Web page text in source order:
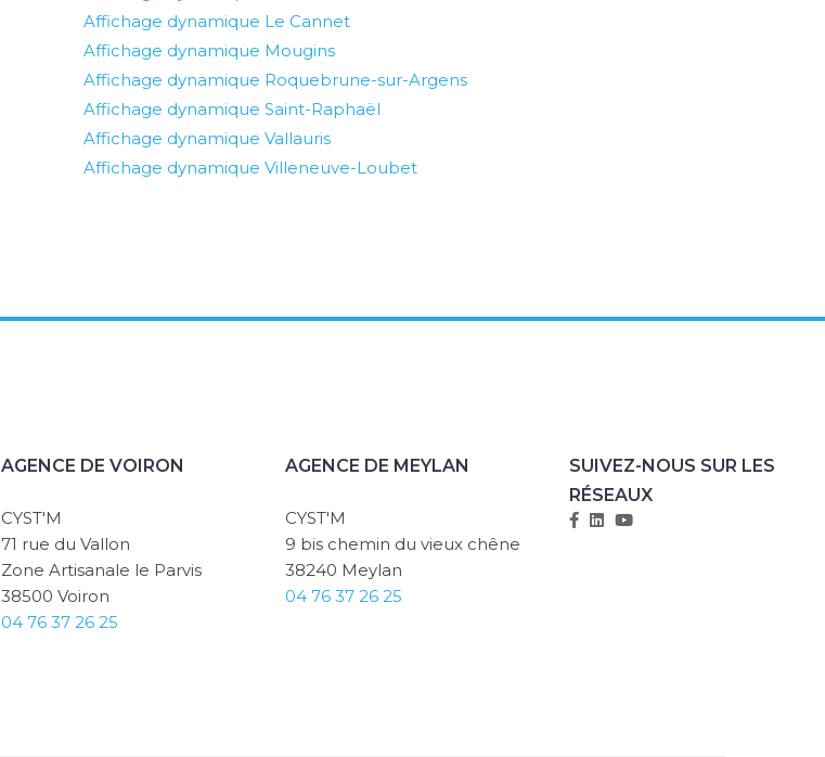
Affichage dynamique Le Cannet
Affichage dynamique Mougins
Affichage dynamique Roquebrune-sur-Argens
Affichage dynamique Saint-Raphaël
Affichage dynamique Vallauris
Affichage dynamique Villeneuve-Loubet
AGENCE DE VOIRON
CYST'M
71 rue du Vallon
Zone Artisanale le Parvis
38500 Voiron
04 76 37 26 25
AGENCE DE MEYLAN
CYST'M
9 bis chemin du vieux chêne
38240 Meylan
04 76 37 26 25
SUIVEZ-NOUS SUR LES
RÉSEAUX